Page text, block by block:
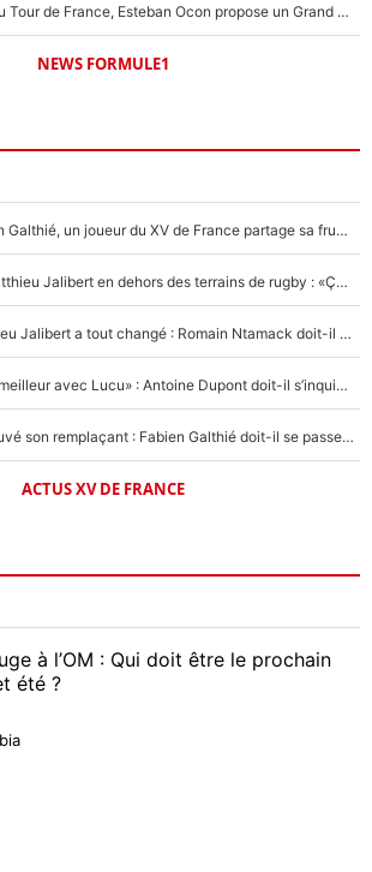
Comme pour le final du Tour de France, Esteban Ocon propose un Grand Prix de Formule 1 à Paris : «Autour de l’Arc de Triomphe, ce serait génial» !
NEWS FORMULE1
Mis de côté par Fabien Galthié, un joueur du XV de France partage sa frustration : «ils ne me l’ont pas dit tout de suite»
La raison d'être de Matthieu Jalibert en dehors des terrains de rugby : «Ça m'atteint autant que si tu touches à un membre de ma famille»
XV de France - Matthieu Jalibert a tout changé : Romain Ntamack doit-il s’inquiéter pour sa place à un an de la Coupe du monde ?
«Le XV de France est meilleur avec Lucu» : Antoine Dupont doit-il s’inquiéter pour sa place ?
Le XV de France a trouvé son remplaçant : Fabien Galthié doit-il se passer d'Antoine Dupont ?
ACTUS XV DE FRANCE
à l’OM : Qui doit être le prochain
été ?